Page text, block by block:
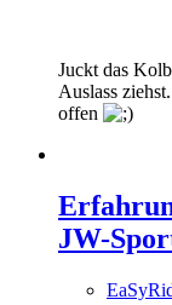
Juckt das
Auslass
offen
JW-